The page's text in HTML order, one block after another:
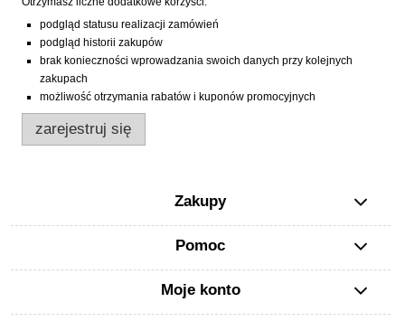
podgląd statusu realizacji zamówień
podgląd historii zakupów
brak konieczności wprowadzania swoich danych przy kolejnych
zakupach
możliwość otrzymania rabatów i kuponów promocyjnych
zarejestruj się
Zakupy
Pomoc
Moje konto